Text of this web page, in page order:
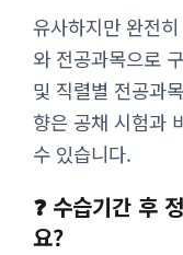
유사하지만 완전
와 전공과목으로
및 직렬별 전공과
향은 공채 시험과
수 있습니다.
❓ 수습기간 후
요?